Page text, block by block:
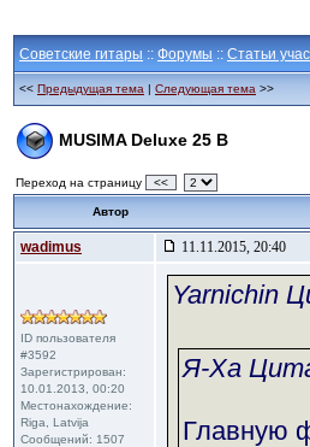
Советские гитары :: Форумы :: Статьи
<< Предыдущая тема | Следующая тема >>
MUSIMA Deluxe 25 B
Переход на страницу <<
Автор
wadimus 11.11.2015, 20:40
ID пользователя
#3592
Зарегистрирован:
10.01.2013, 00:20
Местонахождение:
Riga, Latvija
Сообщений: 1507
Yarnichin
Я-Ха
Главную